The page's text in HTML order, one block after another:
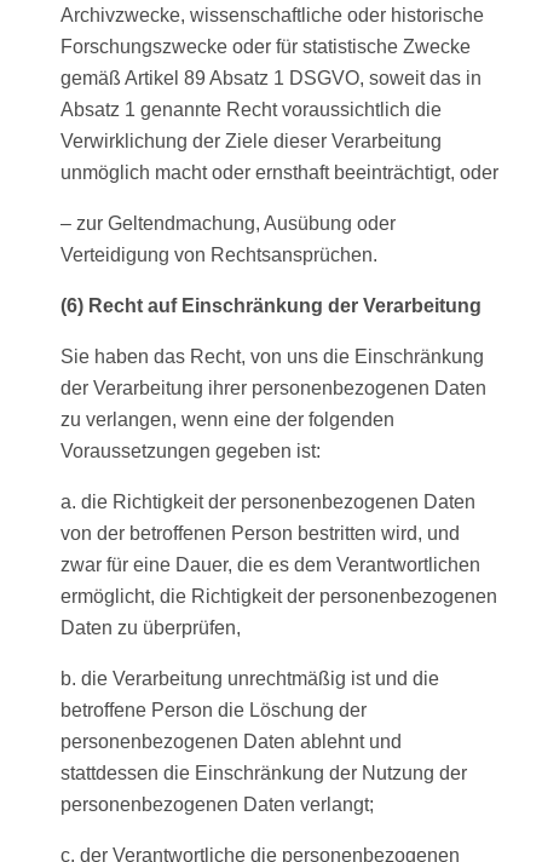
Archivzwecke, wissenschaftliche oder historische
Forschungszwecke oder für statistische Zwecke
gemäß Artikel 89 Absatz 1 DSGVO, soweit das in
Absatz 1 genannte Recht voraussichtlich die
Verwirklichung der Ziele dieser Verarbeitung
unmöglich macht oder ernsthaft beeinträchtigt, oder
– zur Geltendmachung, Ausübung oder
Verteidigung von Rechtsansprüchen.
(6) Recht auf Einschränkung der Verarbeitung
Sie haben das Recht, von uns die Einschränkung
der Verarbeitung ihrer personenbezogenen Daten
zu verlangen, wenn eine der folgenden
Voraussetzungen gegeben ist:
a. die Richtigkeit der personenbezogenen Daten
von der betroffenen Person bestritten wird, und
zwar für eine Dauer, die es dem Verantwortlichen
ermöglicht, die Richtigkeit der personenbezogenen
Daten zu überprüfen,
b. die Verarbeitung unrechtmäßig ist und die
betroffene Person die Löschung der
personenbezogenen Daten ablehnt und
stattdessen die Einschränkung der Nutzung der
personenbezogenen Daten verlangt;
c. der Verantwortliche die personenbezogenen